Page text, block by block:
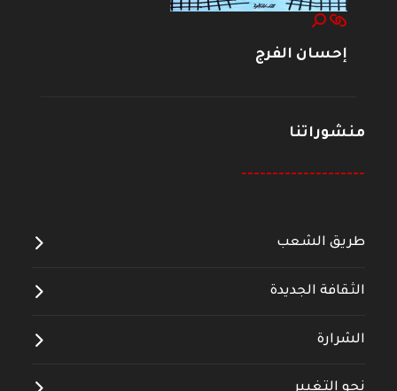
إحسان الفرج
منشوراتنا
--------------------
طريق الشعب
الثقافة الجديدة
الشرارة